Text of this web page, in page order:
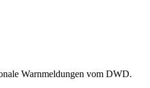
Warnmeldungen vom DWD.